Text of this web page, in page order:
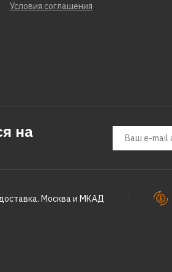
Условия соглашения
на
Москва и МКАД